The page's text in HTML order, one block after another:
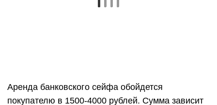
Аренда банковского сейфа обойдется
покупателю в 1500-4000 рублей. Сумма зависит